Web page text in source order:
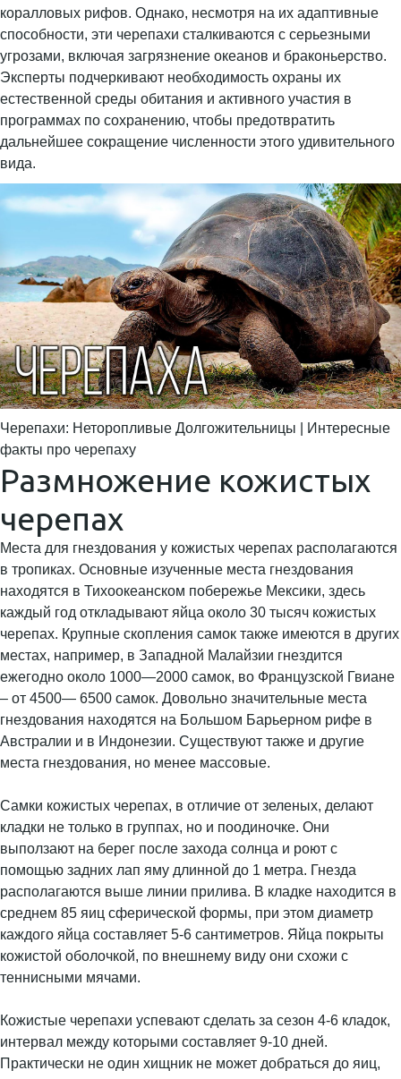
коралловых рифов. Однако, несмотря на их адаптивные
способности, эти черепахи сталкиваются с серьезными
угрозами, включая загрязнение океанов и браконьерство.
Эксперты подчеркивают необходимость охраны их
естественной среды обитания и активного участия в
программах по сохранению, чтобы предотвратить
дальнейшее сокращение численности этого удивительного
вида.
Черепахи: Неторопливые Долгожительницы | Интересные
факты про черепаху
Размножение кожистых
черепах
Места для гнездования у кожистых черепах располагаются
в тропиках. Основные изученные места гнездования
находятся в Тихоокеанском побережье Мексики, здесь
каждый год откладывают яйца около 30 тысяч кожистых
черепах. Крупные скопления самок также имеются в других
местах, например, в Западной Малайзии гнездится
ежегодно около 1000—2000 самок, во Французской Гвиане
– от 4500— 6500 самок. Довольно значительные места
гнездования находятся на Большом Барьерном рифе в
Австралии и в Индонезии. Существуют также и другие
места гнездования, но менее массовые.
Самки кожистых черепах, в отличие от зеленых, делают
кладки не только в группах, но и поодиночке. Они
выползают на берег после захода солнца и роют с
помощью задних лап яму длинной до 1 метра. Гнезда
располагаются выше линии прилива. В кладке находится в
среднем 85 яиц сферической формы, при этом диаметр
каждого яйца составляет 5-6 сантиметров. Яйца покрыты
кожистой оболочкой, по внешнему виду они схожи с
теннисными мячами.
Кожистые черепахи успевают сделать за сезон 4-6 кладок,
интервал между которыми составляет 9-10 дней.
Практически не один хищник не может добраться до яиц,